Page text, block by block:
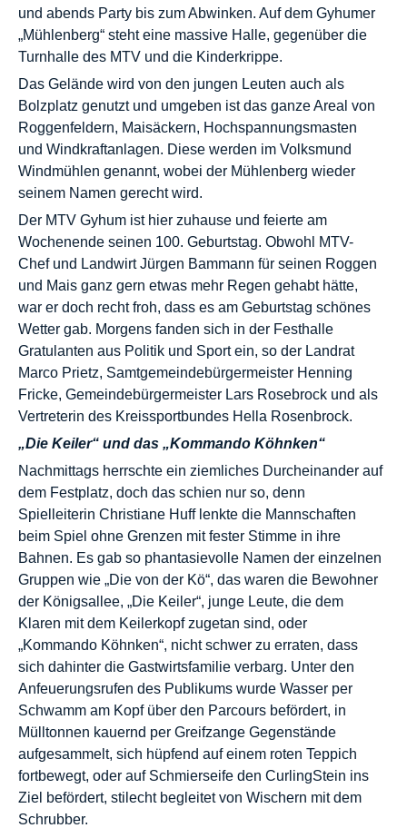
und abends Party bis zum Abwinken. Auf dem Gyhumer
„Mühlenberg“ steht eine massive Halle, gegenüber die
Turnhalle des MTV und die Kinderkrippe.
Das Gelände wird von den jungen Leuten auch als
Bolzplatz genutzt und umgeben ist das ganze Areal von
Roggenfeldern, Maisäckern, Hochspannungsmasten
und Windkraftanlagen. Diese werden im Volksmund
Windmühlen genannt, wobei der Mühlenberg wieder
seinem Namen gerecht wird.
Der MTV Gyhum ist hier zuhause und feierte am
Wochenende seinen 100. Geburtstag. Obwohl MTV-
Chef und Landwirt Jürgen Bammann für seinen Roggen
und Mais ganz gern etwas mehr Regen gehabt hätte,
war er doch recht froh, dass es am Geburtstag schönes
Wetter gab. Morgens fanden sich in der Festhalle
Gratulanten aus Politik und Sport ein, so der Landrat
Marco Prietz, Samtgemeindebürgermeister Henning
Fricke, Gemeindebürgermeister Lars Rosebrock und als
Vertreterin des Kreissportbundes Hella Rosenbrock.
„Die Keiler“ und das „Kommando Köhnken“
Nachmittags herrschte ein ziemliches Durcheinander auf
dem Festplatz, doch das schien nur so, denn
Spielleiterin Christiane Huff lenkte die Mannschaften
beim Spiel ohne Grenzen mit fester Stimme in ihre
Bahnen. Es gab so phantasievolle Namen der einzelnen
Gruppen wie „Die von der Kö“, das waren die Bewohner
der Königsallee, „Die Keiler“, junge Leute, die dem
Klaren mit dem Keilerkopf zugetan sind, oder
„Kommando Köhnken“, nicht schwer zu erraten, dass
sich dahinter die Gastwirtsfamilie verbarg. Unter den
Anfeuerungsrufen des Publikums wurde Wasser per
Schwamm am Kopf über den Parcours befördert, in
Mülltonnen kauernd per Greifzange Gegenstände
aufgesammelt, sich hüpfend auf einem roten Teppich
fortbewegt, oder auf Schmierseife den CurlingStein ins
Ziel befördert, stilecht begleitet von Wischern mit dem
Schrubber.